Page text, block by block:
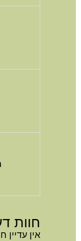
חוות
אין עדיין